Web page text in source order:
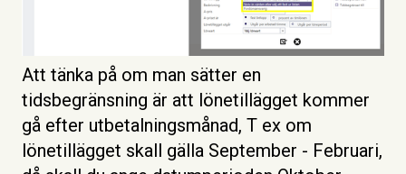
Att tänka på om man sätter en
tidsbegränsning är att lönetillägget kommer
gå efter utbetalningsmånad, T ex om
lönetillägget skall gälla September - Februari,